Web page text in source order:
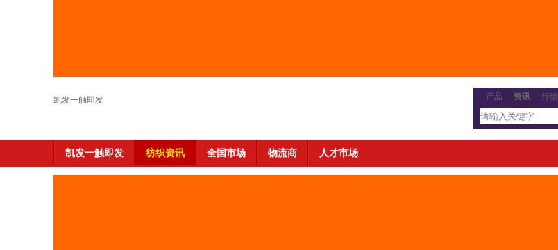
凯发一触即发 产品 资讯 行情
凯发一触即发 纺织资讯 全国市场 物流商 人才市场